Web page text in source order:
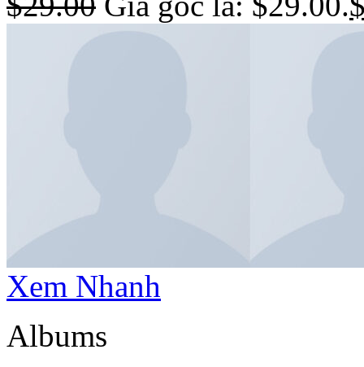
Xem Nhanh
Albums